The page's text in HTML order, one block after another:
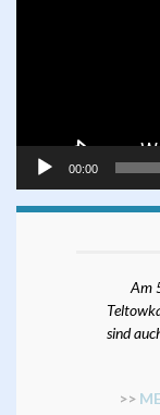
00:00
Am
sind
>>